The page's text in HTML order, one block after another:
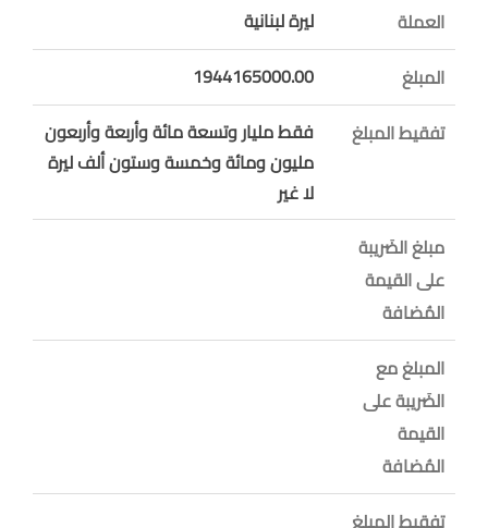
العملة
ليرة لبنانية
المبلغ
1944165000.00
تفقيط المبلغ
فقط مليار وتسعة مائة وأربعة وأربعون
مليون ومائة وخمسة وستون ألف ليرة
لا غير
مبلغ الضَريبة
على القيمة
المُضافة
المبلغ مع
الضَريبة على
القيمة
المُضافة
تفقيط المبلغ